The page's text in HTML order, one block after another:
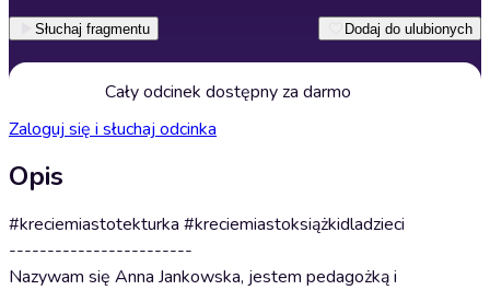
Słuchaj fragmentu Dodaj do ulubionych
Cały odcinek dostępny za darmo
Zaloguj się i słuchaj odcinka
Opis
#kreciemiastotekturka #kreciemiastoksiążkidladzieci
------------------------
Nazywam się Anna Jankowska, jestem pedagożką i